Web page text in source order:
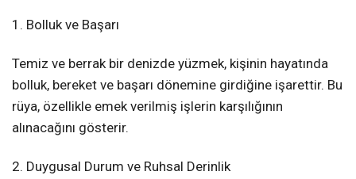
1. Bolluk ve Başarı
Temiz ve berrak bir denizde yüzmek, kişinin hayatında
bolluk, bereket ve başarı dönemine girdiğine işarettir. Bu
rüya, özellikle emek verilmiş işlerin karşılığının
alınacağını gösterir.
2. Duygusal Durum ve Ruhsal Derinlik